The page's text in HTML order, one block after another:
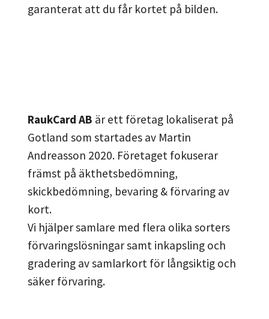
garanterat att du får kortet på bilden.
RaukCard AB är ett företag lokaliserat på
Gotland som startades av Martin
Andreasson 2020. Företaget fokuserar
främst på äkthetsbedömning,
skickbedömning, bevaring & förvaring av
kort.
Vi hjälper samlare med flera olika sorters
förvaringslösningar samt inkapsling och
gradering av samlarkort för långsiktig och
säker förvaring.